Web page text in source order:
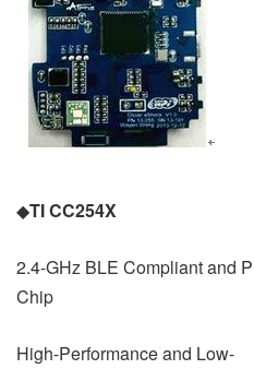
◆TI CC254X
2.4-GHz BLE Compliant and
Chip
High-Performance and Low-